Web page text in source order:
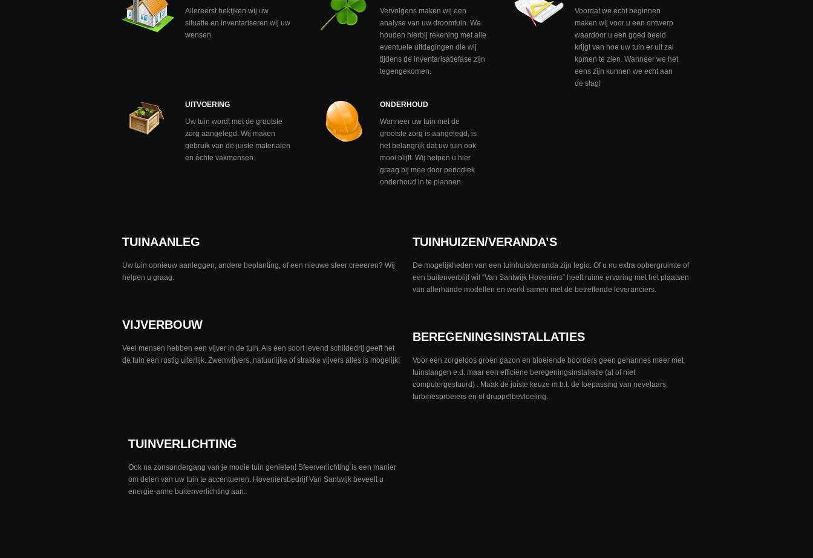
Allereerst bekijken wij uw
situatie en inventariseren wij uw
wensen.
Vervolgens maken wij een
analyse van uw droomtuin. We
houden hierbij rekening met alle
eventuele uitdagingen die wij
tijdens de inventarisatiefase zijn
tegengekomen.
Voordat we echt beginnen
maken wij voor u een ontwerp
waardoor u een goed beeld
krijgt van hoe uw tuin er uit zal
komen te zien. Wanneer we het
eens zijn kunnen we echt aan
de slag!
UITVOERING
Uw tuin wordt met de grootste
zorg aangelegd. Wij maken
gebruik van de juiste materialen
en èchte vakmensen.
ONDERHOUD
Wanneer uw tuin met de
grootste zorg is aangelegd, is
het belangrijk dat uw tuin ook
mooi blijft. Wij helpen u hier
graag bij mee door periodiek
onderhoud in te plannen.
TUINAANLEG
Uw tuin opnieuw aanleggen, andere beplanting, of een nieuwe sfeer creeeren? Wij
helpen u graag.
VIJVERBOUW
Veel mensen hebben een vijver in de tuin. Als een soort levend schildedrij geeft het
de tuin een rustig uiterlijk. Zwemvijvers, natuurlijke of strakke vijvers alles is mogelijk!
TUINHUIZEN/VERANDA’S
De mogelijkheden van een tuinhuis/veranda zijn legio. Of u nu extra opbergruimte of
een buitenverblijf wil “Van Santwijk Hoveniers” heeft ruime ervaring met het plaatsen
van allerhande modellen en werkt samen met de betreffende leveranciers.
BEREGENINGSINSTALLATIES
Voor een zorgeloos groen gazon en bloeiende boorders geen gehannes meer met
tuinslangen e.d. maar een efficiëne beregeningsinstallatie (al of niet
computergestuurd) . Maak de juiste keuze m.b.t. de toepassing van nevelaars,
turbinesproeiers en of druppelbevloeiing.
TUINVERLICHTING
Ook na zonsondergang van je mooie tuin genieten! Sfeerverlichting is een manier
om delen van uw tuin te accentueren. Hoveniersbedrijf Van Santwijk beveelt u
energie-arme buitenverlichting aan.